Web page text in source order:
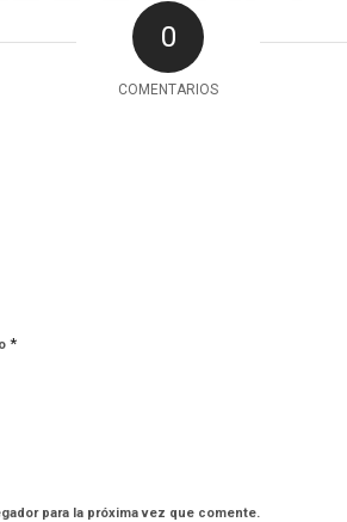
0
COMENTARIOS
*
para la próxima vez que comente.